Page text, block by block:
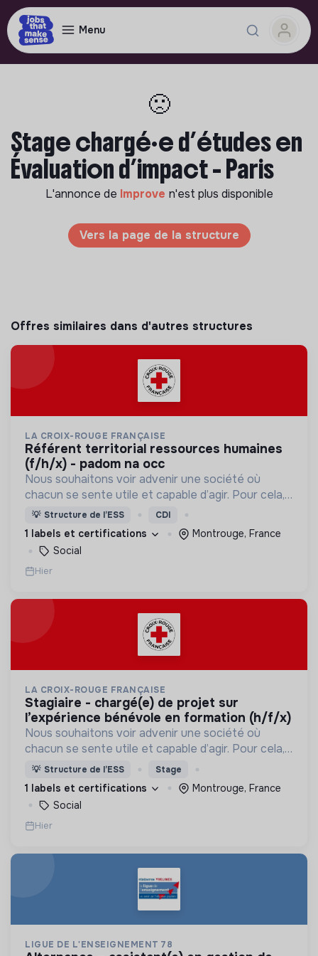
Menu
🙁
Stage chargé·e d’études en
Évaluation d’impact - Paris
L'annonce de Improve n'est plus disponible
Vers la page de la structure
Offres similaires dans d'autres structures
LA CROIX-ROUGE FRANÇAISE
référent territorial ressources humaines
(f/h/x) - padom na occ
Nous souhaitons voir advenir une société où
chacun se sente utile et capable d’agir. Pour cela,
nous proposons des moyens et des lieux
d’engagement innovants et adaptés à tous.
💡 Structure de l’ESS CDI
1 labels et certifications
Montrouge, France
Social
Hier
LA CROIX-ROUGE FRANÇAISE
stagiaire - chargé(e) de projet sur
l’expérience bénévole en formation (h/f/x)
Nous souhaitons voir advenir une société où
chacun se sente utile et capable d’agir. Pour cela,
nous proposons des moyens et des lieux
d’engagement innovants et adaptés à tous.
💡 Structure de l’ESS Stage
1 labels et certifications
Montrouge, France
Social
Hier
LIGUE DE L'ENSEIGNEMENT 78